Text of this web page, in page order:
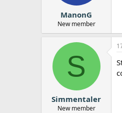
ManonG
New member
S
Simmentaler
New member